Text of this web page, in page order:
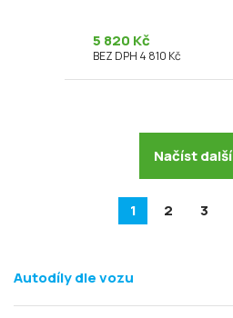
5 820 Kč
BEZ DPH 4 810 Kč
Načíst další
1 2 3
Autodíly dle vozu